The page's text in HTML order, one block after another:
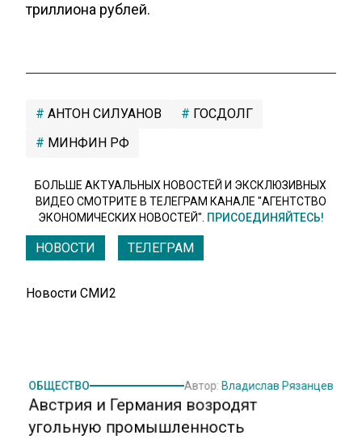
триллиона рублей.
АНТОН СИЛУАНОВ
ГОСДОЛГ
МИНФИН РФ
БОЛЬШЕ АКТУАЛЬНЫХ НОВОСТЕЙ И ЭКСКЛЮЗИВНЫХ
ВИДЕО СМОТРИТЕ В ТЕЛЕГРАМ КАНАЛЕ "АГЕНТСТВО
ЭКОНОМИЧЕСКИХ НОВОСТЕЙ". ПРИСОЕДИНЯЙТЕСЬ!
НОВОСТИ ТЕЛЕГРАМ
Новости СМИ2
Австрия и Германия возродят
угольную промышленность